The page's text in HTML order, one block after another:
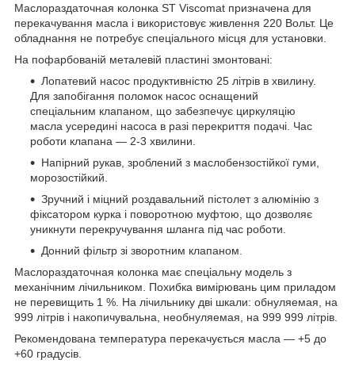
Маслораздаточная колонка ST Viscomat призначена для
перекачування масла і використовує живлення 220 Вольт. Це
обладнання не потребує спеціального місця для установки.
На пофарбованій металевій пластині змонтовані:
Лопатевий насос продуктивністю 25 літрів в хвилину.
Для запобігання поломок насос оснащений
спеціальним клапаном, що забезпечує циркуляцію
масла усередині насоса в разі перекриття подачі. Час
роботи клапана — 2-3 хвилини.
Напірний рукав, зроблений з маслобензостійкої гуми,
морозостійкий.
Зручний і міцний роздавальний пістолет з алюмінію з
фіксатором курка і поворотною муфтою, що дозволяє
уникнути перекручування шланга під час роботи.
Донний фільтр зі зворотним клапаном.
Маслораздаточная колонка має спеціальну модель з
механічним лічильником. Похибка вимірювань цим приладом
не перевищить 1 %. На лічильнику дві шкали: обнуляемая, на
999 літрів і накопичувальна, необнуляемая, на 999 999 літрів.
Рекомендована температура перекачується масла — +5 до
+60 градусів.